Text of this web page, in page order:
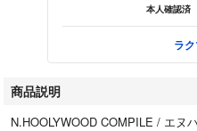
本人確認済
ラ
商品説明
N.HOOLYWOOD COMPILE / エヌ